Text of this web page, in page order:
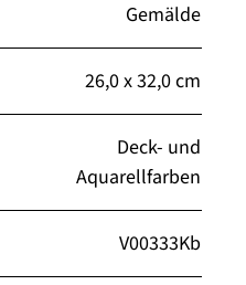
Gemälde
26,0 x 32,0 cm
Deck- und
Aquarellfarben
V00333Kb